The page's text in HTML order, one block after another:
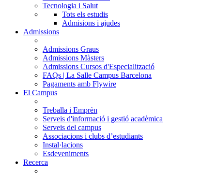
Tecnologia i Salut
Tots els estudis
Admisions i ajudes
Admissions
Admissions Graus
Admissions Màsters
Admissions Cursos d'Especialització
FAQs | La Salle Campus Barcelona
Pagaments amb Flywire
El Campus
Treballa i Emprèn
Serveis d'informació i gestió acadèmica
Serveis del campus
Associacions i clubs d’estudiants
Instal·lacions
Esdeveniments
Recerca